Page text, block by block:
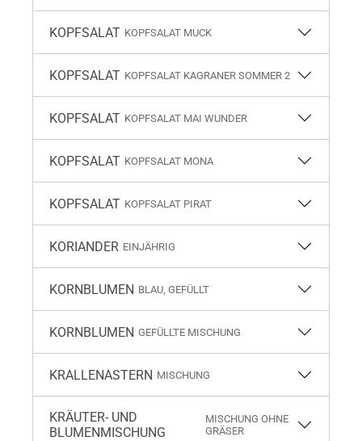
KOPFSALAT KOPFSALAT MUCK
KOPFSALAT KOPFSALAT KAGRANER SOMMER 2
KOPFSALAT KOPFSALAT MAI WUNDER
KOPFSALAT KOPFSALAT MONA
KOPFSALAT KOPFSALAT PIRAT
KORIANDER EINJÄHRIG
KORNBLUMEN BLAU, GEFÜLLT
KORNBLUMEN GEFÜLLTE MISCHUNG
KRALLENASTERN MISCHUNG
KRÄUTER- UND
BLUMENMISCHUNG
MISCHUNG OHNE
GRÄSER